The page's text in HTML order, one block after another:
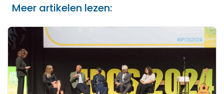
Meer artikelen lezen: